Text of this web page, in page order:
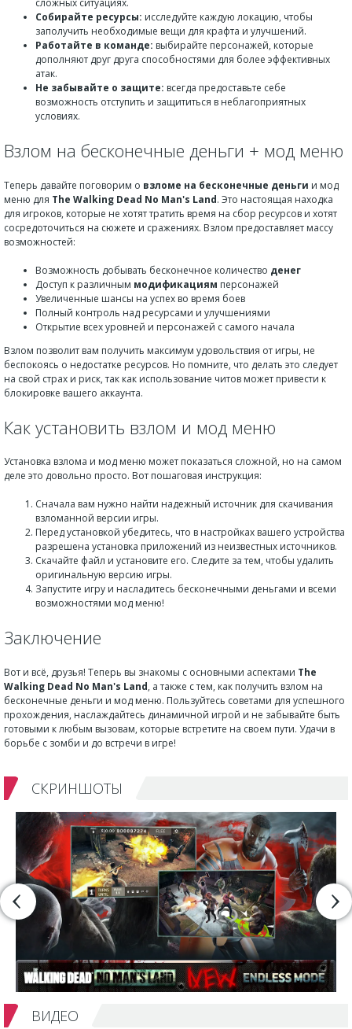
сложных ситуациях.
Собирайте ресурсы: исследуйте каждую локацию, чтобы
заполучить необходимые вещи для крафта и улучшений.
Работайте в команде: выбирайте персонажей, которые
дополняют друг друга способностями для более эффективных
атак.
Не забывайте о защите: всегда предоставьте себе
возможность отступить и защититься в неблагоприятных
условиях.
Взлом на бесконечные деньги + мод меню
Теперь давайте поговорим о взломе на бесконечные деньги и мод
меню для The Walking Dead No Man's Land. Это настоящая находка
для игроков, которые не хотят тратить время на сбор ресурсов и хотят
сосредоточиться на сюжете и сражениях. Взлом предоставляет массу
возможностей:
Возможность добывать бесконечное количество денег
Доступ к различным модификациям персонажей
Увеличенные шансы на успех во время боев
Полный контроль над ресурсами и улучшениями
Открытие всех уровней и персонажей с самого начала
Взлом позволит вам получить максимум удовольствия от игры, не
беспокоясь о недостатке ресурсов. Но помните, что делать это следует
на свой страх и риск, так как использование читов может привести к
блокировке вашего аккаунта.
Как установить взлом и мод меню
Установка взлома и мод меню может показаться сложной, но на самом
деле это довольно просто. Вот пошаговая инструкция:
Сначала вам нужно найти надежный источник для скачивания
взломанной версии игры.
Перед установкой убедитесь, что в настройках вашего устройства
разрешена установка приложений из неизвестных источников.
Скачайте файл и установите его. Следите за тем, чтобы удалить
оригинальную версию игры.
Запустите игру и насладитесь бесконечными деньгами и всеми
возможностями мод меню!
Заключение
Вот и всё, друзья! Теперь вы знакомы с основными аспектами The
Walking Dead No Man's Land, а также с тем, как получить взлом на
бесконечные деньги и мод меню. Пользуйтесь советами для успешного
прохождения, наслаждайтесь динамичной игрой и не забывайте быть
готовыми к любым вызовам, которые встретите на своем пути. Удачи в
борьбе с зомби и до встречи в игре!
СКРИНШОТЫ
ВИДЕО